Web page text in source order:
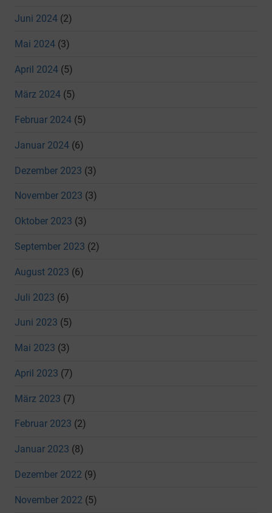
Juni 2024 (2)
Mai 2024 (3)
April 2024 (5)
März 2024 (5)
Februar 2024 (5)
Januar 2024 (6)
Dezember 2023 (3)
November 2023 (3)
Oktober 2023 (3)
September 2023 (2)
August 2023 (6)
Juli 2023 (6)
Juni 2023 (5)
Mai 2023 (3)
April 2023 (7)
März 2023 (7)
Februar 2023 (2)
Januar 2023 (8)
Dezember 2022 (9)
November 2022 (5)